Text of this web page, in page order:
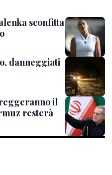
sconfitta
danneggiati
il
resterà